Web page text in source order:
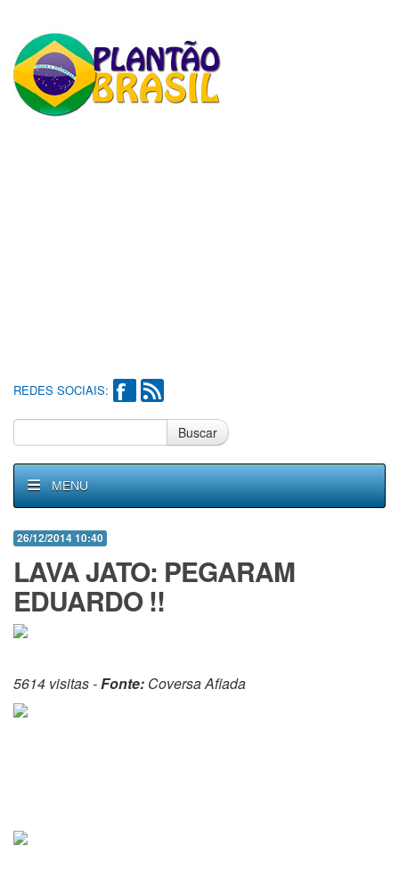
REDES SOCIAIS:
Buscar
MENU
26/12/2014 10:40
LAVA JATO: PEGARAM
EDUARDO !!
5614 visitas -Fonte: Coversa Afiada